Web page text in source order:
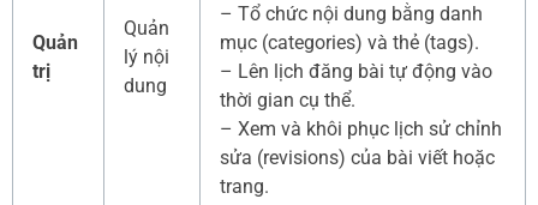
Quản
trị
Quản
lý nội
dung
– Tổ chức nội dung bằng danh
mục (categories) và thẻ (tags).
– Lên lịch đăng bài tự động vào
thời gian cụ thể.
– Xem và khôi phục lịch sử chỉnh
sửa (revisions) của bài viết hoặc
trang.